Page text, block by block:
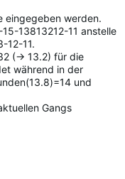
eingegeben werden.
13813212-11 anstelle
12-11.
(-> 13.2) für die
während in der
und
Gangs